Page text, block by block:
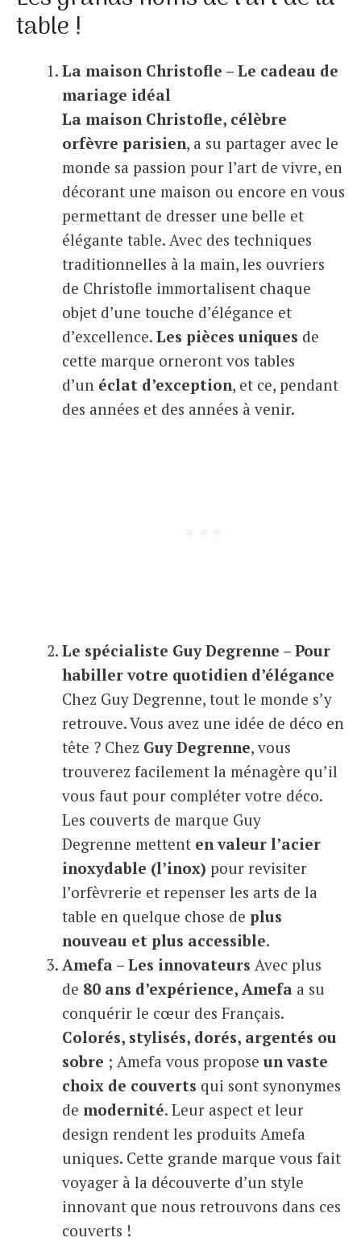
table !
La maison Christofle – Le cadeau de
mariage idéal
La maison Christofle, célèbre
orfèvre parisien, a su partager avec le
monde sa passion pour l’art de vivre, en
décorant une maison ou encore en vous
permettant de dresser une belle et
élégante table. Avec des techniques
traditionnelles à la main, les ouvriers
de Christofle immortalisent chaque
objet d’une touche d’élégance et
d’excellence. Les pièces uniques de
cette marque orneront vos tables
d’un éclat d’exception, et ce, pendant
des années et des années à venir.
Le spécialiste Guy Degrenne – Pour
habiller votre quotidien d’élégance
Chez Guy Degrenne, tout le monde s’y
retrouve. Vous avez une idée de déco en
tête ? Chez Guy Degrenne, vous
trouverez facilement la ménagère qu’il
vous faut pour compléter votre déco.
Les couverts de marque Guy
Degrenne mettent en valeur l’acier
inoxydable (l’inox) pour revisiter
l’orfèvrerie et repenser les arts de la
table en quelque chose de plus
nouveau et plus accessible.
Amefa – Les innovateurs Avec plus
de 80 ans d’expérience, Amefa a su
conquérir le cœur des Français.
Colorés, stylisés, dorés, argentés ou
sobre ; Amefa vous propose un vaste
choix de couverts qui sont synonymes
de modernité. Leur aspect et leur
design rendent les produits Amefa
uniques. Cette grande marque vous fait
voyager à la découverte d’un style
innovant que nous retrouvons dans ces
couverts !